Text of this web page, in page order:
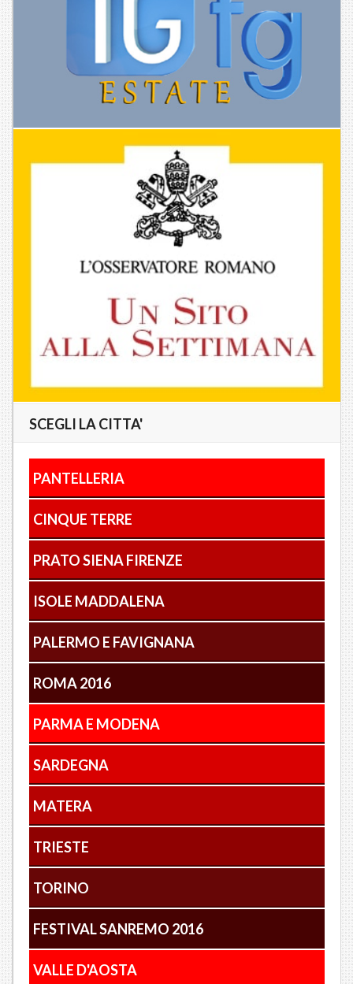
SCEGLI LA CITTA'
PANTELLERIA
CINQUE TERRE
PRATO SIENA FIRENZE
ISOLE MADDALENA
PALERMO E FAVIGNANA
ROMA 2016
PARMA E MODENA
SARDEGNA
MATERA
TRIESTE
TORINO
FESTIVAL SANREMO 2016
VALLE D'AOSTA